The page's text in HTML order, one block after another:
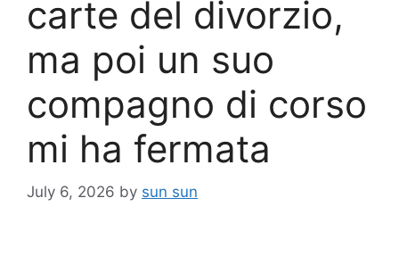
carte del divorzio,
ma poi un suo
compagno di corso
mi ha fermata
July 6, 2026 by sun sun